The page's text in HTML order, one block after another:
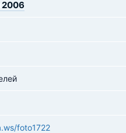
2006
foto1722